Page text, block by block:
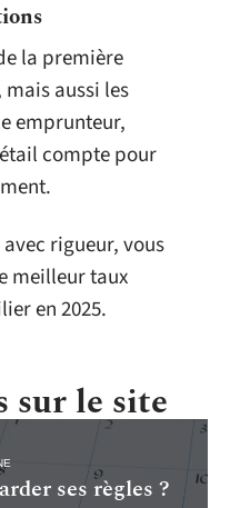
la première
aussi les
emprunteur,
compte pour
rigueur, vous
meilleur taux
en 2025.
sur le site
ses règles ?